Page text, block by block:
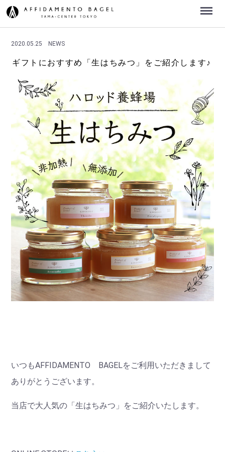
Menu
2020.05.25 NEWS
ギフトにおすすめ「生はちみつ」をご紹介します♪
いつもAFFIDAMENTO BAGELをご利用いただきまして
ありがとうございます。
当店で大人気の「生はちみつ」をご紹介いたします。